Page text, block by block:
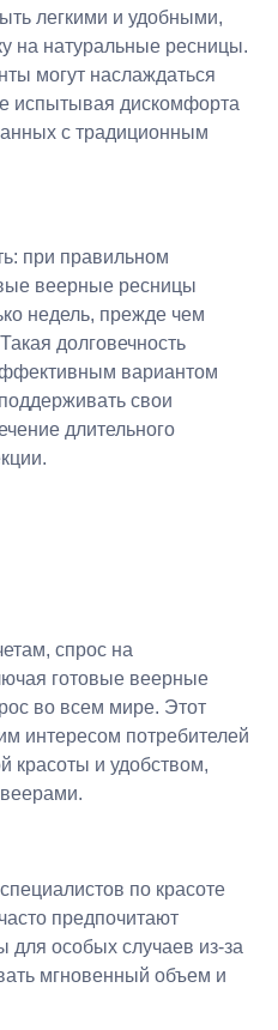
легкими и удобными,
на натуральные ресницы.
могут наслаждаться
испытывая дискомфорта
с традиционным
при правильном
веерные ресницы
недель, прежде чем
долговечность
вариантом
свои
длительного
спрос на
готовые веерные
во всем мире. Этот
интересом потребителей
красоты и удобством,
по красоте
предпочитают
особых случаев из-за
мгновенный объем и